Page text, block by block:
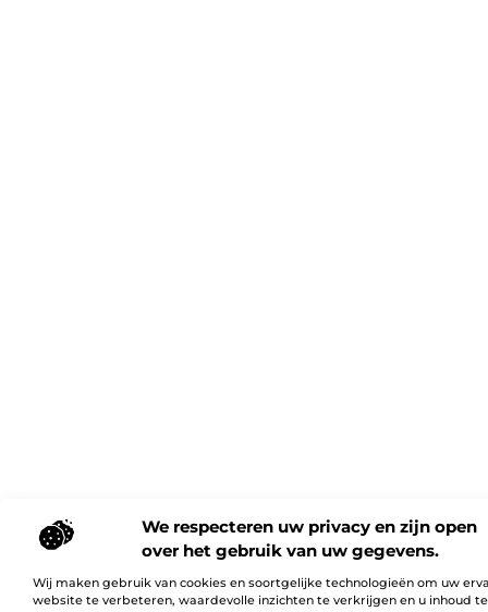
We respecteren uw privacy en zijn open
over het gebruik van uw gegevens.
Wij maken gebruik van cookies en soortgelijke technologieën om uw
website te verbeteren, waardevolle inzichten te verkrijgen en u inhoud